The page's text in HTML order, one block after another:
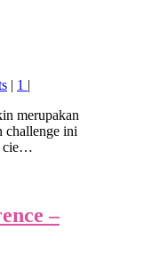
| 1 |
merupakan
challenge ini
cie…
–